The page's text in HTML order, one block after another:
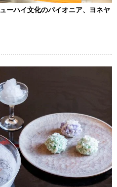
ーハイ文化のパイオニア、ヨネヤ